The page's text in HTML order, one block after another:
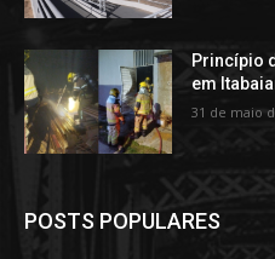
Princípio
em
31 de maio
POSTS POPULARES